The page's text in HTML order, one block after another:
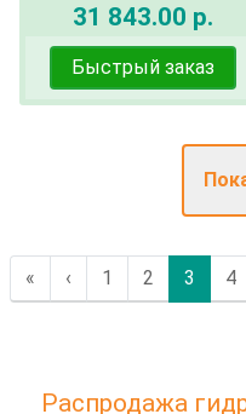
31 843.00 р.
Быстрый заказ
« ‹ 1 2 3 4
Распродажа